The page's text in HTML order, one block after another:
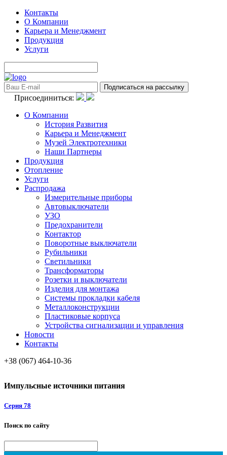
Контакты
О Компании
Карьера и Менеджмент
Продукция
Услуги
Присоединиться:
О Компании
История Развития
Карьера и Менеджмент
Музей Электротехники
Наши Партнеры
Продукция
Отопление
Услуги
Распродажа
Измерительные приборы
Автовыключатели
УЗО
Предохранители
Контактор
Поворотные выключатели
Рубильники
Светильники
Трансформаторы
Розетки и выключатели
Изделия для монтажа
Системы прокладки кабеля
Металлоконcтрукции
Пластиковые корпуса
Устройства сигнализации и управления
Новости
Контакты
+38 (067) 464-10-36
Импульсные источники питания
Серия 78
Поиск по сайту